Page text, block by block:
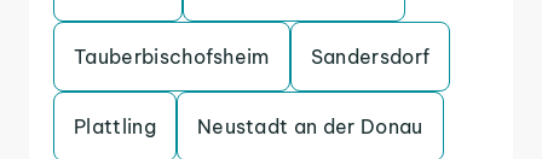
Tauberbischofsheim Sandersdorf
Plattling Neustadt an der Donau